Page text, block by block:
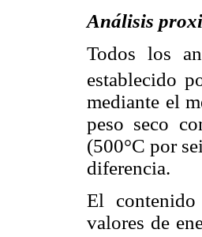
Análisis
Todos los
establecido
mediante el
peso seco
(500°C por
diferencia.
El
valores de